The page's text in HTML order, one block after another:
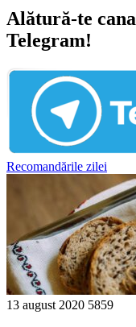
Alătură-te
Telegram!
Recomandările zilei
13 august 2020 5859